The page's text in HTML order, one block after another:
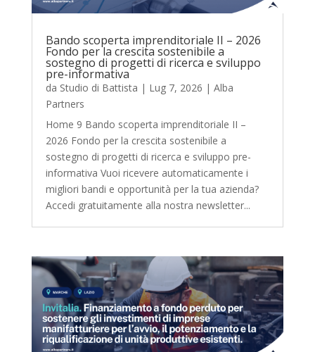
Bando scoperta imprenditoriale II – 2026
Fondo per la crescita sostenibile a
sostegno di progetti di ricerca e sviluppo
pre-informativa
da Studio di Battista | Lug 7, 2026 | Alba
Partners
Home 9 Bando scoperta imprenditoriale II –
2026 Fondo per la crescita sostenibile a
sostegno di progetti di ricerca e sviluppo pre-
informativa Vuoi ricevere automaticamente i
migliori bandi e opportunità per la tua azienda?
Accedi gratuitamente alla nostra newsletter...